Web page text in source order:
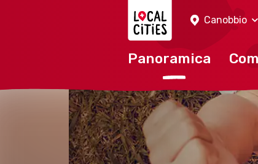
Canobbio
Panoramica